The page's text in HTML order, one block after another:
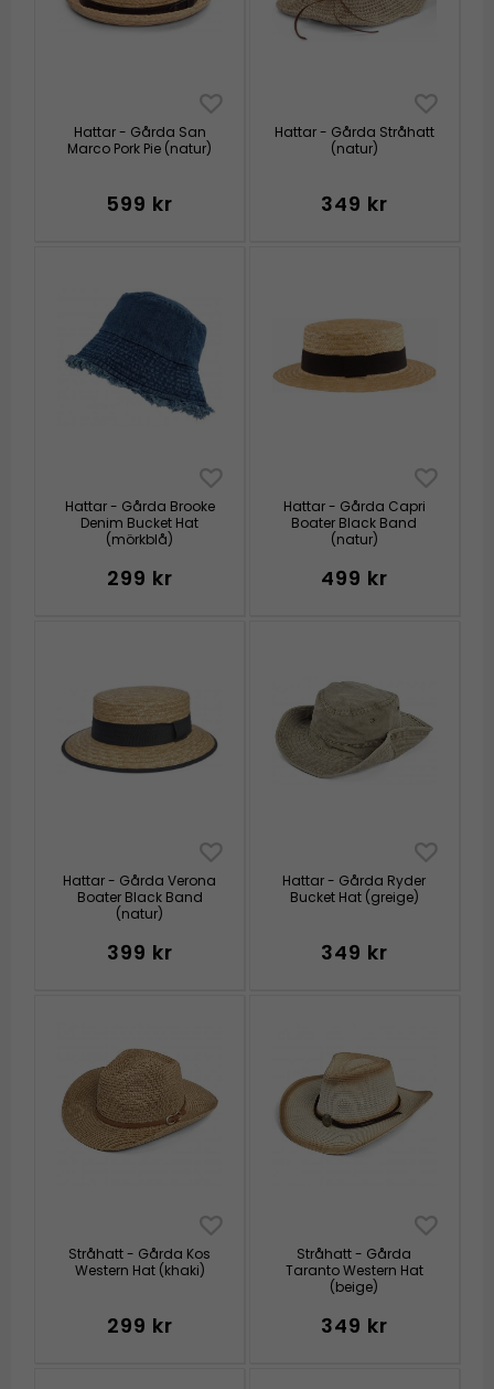
Hattar - Gårda San
Marco Pork Pie (natur)
599 kr
Hattar - Gårda Stråhatt
(natur)
349 kr
Hattar - Gårda Brooke
Denim Bucket Hat
(mörkblå)
299 kr
Hattar - Gårda Capri
Boater Black Band
(natur)
499 kr
Hattar - Gårda Verona
Boater Black Band
(natur)
399 kr
Hattar - Gårda Ryder
Bucket Hat (greige)
349 kr
Stråhatt - Gårda Kos
Western Hat (khaki)
299 kr
Stråhatt - Gårda
Taranto Western Hat
(beige)
349 kr